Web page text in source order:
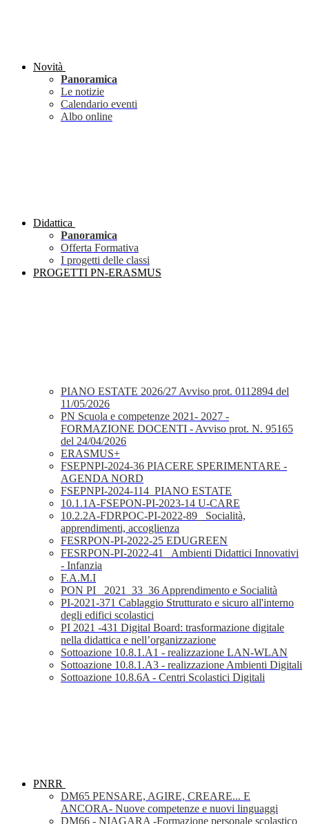
Novità
Panoramica
Le notizie
Calendario eventi
Albo online
Didattica
Panoramica
Offerta Formativa
I progetti delle classi
PROGETTI PN-ERASMUS
PIANO ESTATE 2026/27 Avviso prot. 0112894 del
11/05/2026
PN Scuola e competenze 2021- 2027 -
FORMAZIONE DOCENTI - Avviso prot. N. 95165
del 24/04/2026
ERASMUS+
FSEPNPI-2024-36 PIACERE SPERIMENTARE -
AGENDA NORD
FSEPNPI-2024-114_PIANO ESTATE
10.1.1A-FSEPON-PI-2023-14 U-CARE
10.2.2A-FDRPOC-PI-2022-89_ Socialità,
apprendimenti, accoglienza
FESRPON-PI-2022-25 EDUGREEN
FESRPON-PI-2022-41_ Ambienti Didattici Innovativi
- Infanzia
F.A.M.I
PON PI_ 2021_33_36 Apprendimento e Socialità
PI-2021-371 Cablaggio Strutturato e sicuro all'interno
degli edifici scolastici
PI 2021 -431 Digital Board: trasformazione digitale
nella didattica e nell’organizzazione
Sottoazione 10.8.1.A1 - realizzazione LAN-WLAN
Sottoazione 10.8.1.A3 - realizzazione Ambienti Digitali
Sottoazione 10.8.6A - Centri Scolastici Digitali
PNRR
DM65 PENSARE, AGIRE, CREARE... E
ANCORA- Nuove competenze e nuovi linguaggi
DM66 - NIAGARA -Formazione personale scolastico